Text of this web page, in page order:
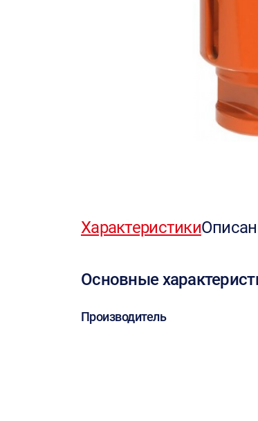
Характеристики
Основные
Производитель